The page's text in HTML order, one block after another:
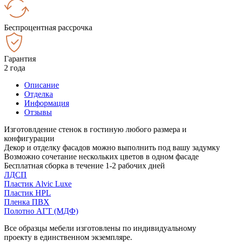
Беспроцентная рассрочка
Гарантия
2 года
Описание
Отделка
Информация
Отзывы
Изготовлдение стенок в гостиную любого размера и
конфигурации
Декор и отделку фасадов можно выполнить под вашу задумку
Возможно сочетание нескольких цветов в одном фасаде
Бесплатная сборка в течение 1-2 рабочих дней
ЛДСП
Пластик Alvic Luxe
Пластик HPL
Пленка ПВХ
Полотно АГТ (МДФ)
Все образцы мебели изготовлены по индивидуальному
проекту в единственном экземпляре.